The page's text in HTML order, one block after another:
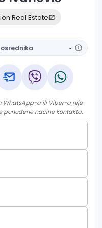
Real Estate
-
WhatsApp-a ili Viber-a nije
ponuđene načine kontakta.